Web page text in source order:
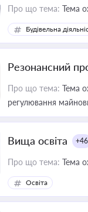
Про що тема: Тема
Будівельна
Резонансний
Про що тема: Тема
регулювання
Вища освіта +46
Про що тема: Тема
Освіта